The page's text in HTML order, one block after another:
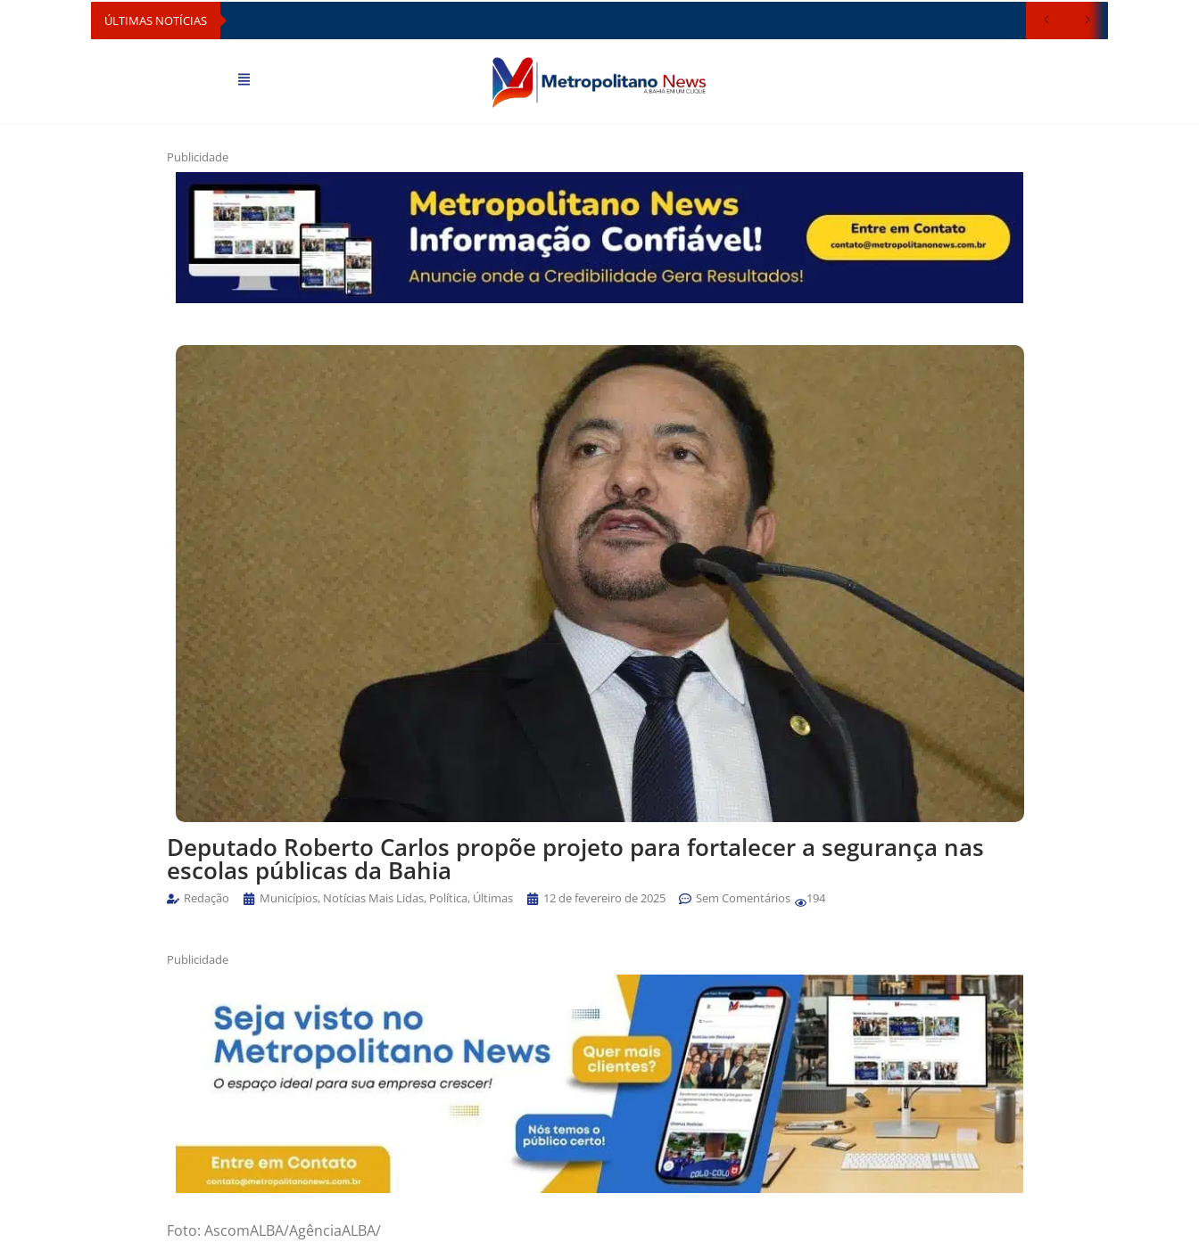
ÚLTIMAS NOTÍCIAS
Publicidade
Deputado Roberto Carlos propõe projeto para fortalecer a segurança nas
escolas públicas da Bahia
Redação Municípios, Notícias Mais Lidas, Política, Últimas 12 de fevereiro de 2025 Sem Comentários 194
Publicidade
Foto: AscomALBA/AgênciaALBA/